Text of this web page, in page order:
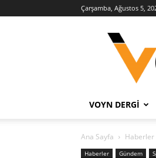
Çarşamba, Ağustos 5,
VOYN DERGI
Ana Sayfa Haberler
Haberler Gündem